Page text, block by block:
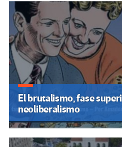
El brutalismo, fase
neoliberalismo